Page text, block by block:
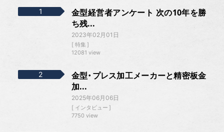
金型経営者アンケート 次の10年を勝
ち残...
2023年02月01日
特集
12081 view
金型・プレス加工メーカーと精密板金
加...
2025年06月06日
インタビュー
7750 view